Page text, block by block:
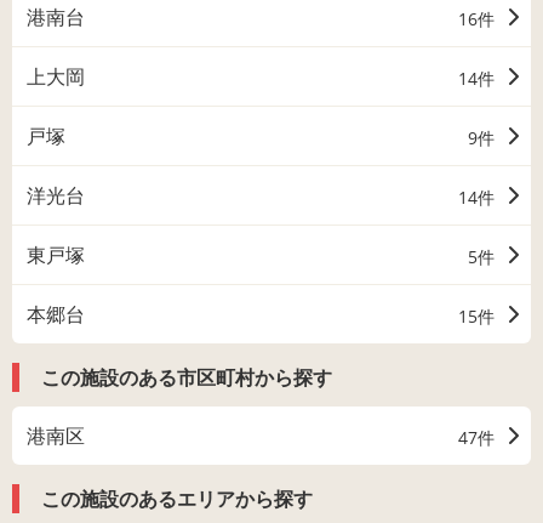
港南台 16件
上大岡 14件
戸塚 9件
洋光台 14件
東戸塚 5件
本郷台 15件
この施設のある市区町村から探す
港南区 47件
この施設のあるエリアから探す